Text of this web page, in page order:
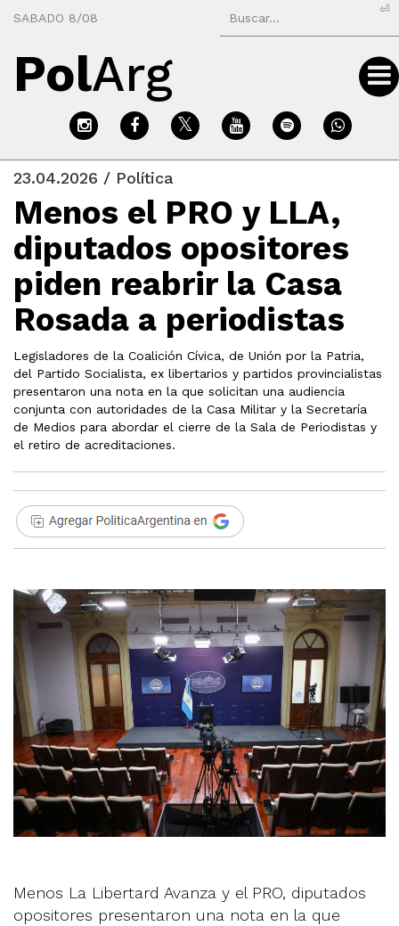
SABADO 8/08
⏎
PolArg
23.04.2026 / Política
Menos el PRO y LLA,
diputados opositores
piden reabrir la Casa
Rosada a periodistas
Legisladores de la Coalición Cívica, de Unión por la Patria,
del Partido Socialista, ex libertarios y partidos provincialistas
presentaron una nota en la que solicitan una audiencia
conjunta con autoridades de la Casa Militar y la Secretaría
de Medios para abordar el cierre de la Sala de Periodistas y
el retiro de acreditaciones.
Menos La Libertard Avanza y el PRO, diputados
opositores presentaron una nota en la que